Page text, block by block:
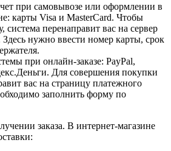
при самовывозе или оформлении в
карты Visa и MasterCard. Чтобы
система перенаправит вас на сервер
нужно ввести номер карты, срок
при онлайн-заказе: PayPal,
Для совершения покупки
вас на страницу платежного
заполнить форму по
заказа. В интернет-магазине